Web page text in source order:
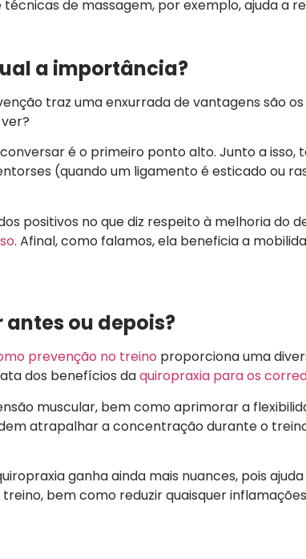
de massagem, por exemplo, ajuda a
a importância?
traz uma enxurrada de vantagens são os
é o primeiro ponto alto. Junto a
(quando um ligamento é esticado ou
positivos no que diz respeito à melhoria do
. Afinal, como falamos, ela beneficia a
ou depois?
prevenção no treino proporciona uma
dos benefícios daquiropraxia para os
muscular, bem como aprimorar a
atrapalhar a concentração durante o
ganha ainda mais nuances, pois
bem como reduzir quaisquer